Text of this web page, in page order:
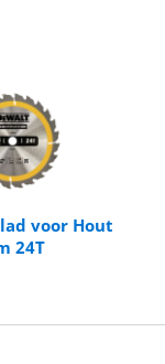
voor Hout
24T